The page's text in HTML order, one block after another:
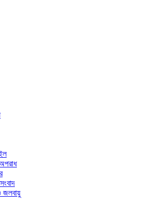
জলবায়ু